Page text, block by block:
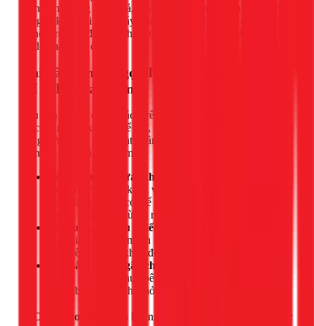
cách trên không hiệu quả, hãy tìm lại cuốn sách hướng dẫn sử
dụng đi kèm khi mua máy. Tìm đến mục "Child Lock" hoặc
"Khóa trẻ em" để xem chỉ dẫn chính xác từ nhà sản xuất cho
model máy giặt của bạn.
Khi nào bạn cần gọi thợ? Dấu hiệu lỗi không
chỉ là khóa an toàn
Nếu bạn đã thử cả hai cách trên nhưng cửa máy giặt
Electrolux vẫn không thể mở, đây là lúc vấn đề có thể nghiêm
trọng hơn là chỉ kích hoạt nhầm tính năng. Các nguyên nhân
hư hỏng tiềm ẩn bao gồm:
Hỏng công tắc cửa (khóa cửa):
điện có nhiệm vụ khóa và mở chốt cửa. Sau một thời
gian sử dụng, nó có thể bị kẹt, mòn hoặc hỏng mạch,
không nhận lệnh từ bo mạch chính.
Lỗi bo mạch điều khiển:
máy giặt. Nếu bo mạch bị lỗi, nó sẽ không thể gửi tín
hiệu yêu cầu mở khóa đến công tắc cửa.
Tay nắm cửa bị gãy chốt trong:
mạnh, phần lẫy nhựa bên trong tay nắm có thể bị gãy,
khiến bạn không thể mở cửa dù khóa đã được nhả.
⚠️ Cảnh báo:
Tuyệt đối không dùng vật nhọn hoặc dùng sức